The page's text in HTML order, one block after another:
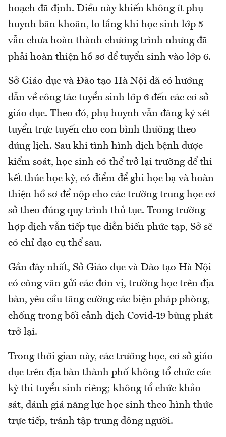
hoạch đã định. Điều này khiến không ít phụ
huynh băn khoăn, lo lắng khi học sinh lớp 5
vẫn chưa hoàn thành chương trình nhưng đã
phải hoàn thiện hồ sơ để tuyển sinh vào lớp 6.
Sở Giáo dục và Đào tạo Hà Nội đã có hướng
dẫn về công tác tuyển sinh lớp 6 đến các cơ sở
giáo dục. Theo đó, phụ huynh vẫn đăng ký xét
tuyển trực tuyến cho con bình thường theo
đúng lịch. Sau khi tình hình dịch bệnh được
kiểm soát, học sinh có thể trở lại trường để thi
kết thúc học kỳ, có điểm để ghi học bạ và hoàn
thiện hồ sơ để nộp cho các trường trung học cơ
sở theo đúng quy trình thủ tục. Trong trường
hợp dịch vẫn tiếp tục diễn biến phức tạp, Sở sẽ
có chỉ đạo cụ thể sau.
Gần đây nhất, Sở Giáo dục và Đào tạo Hà Nội
có công văn gửi các đơn vị, trường học trên địa
bàn, yêu cầu tăng cường các biện pháp phòng,
chống trong bối cảnh dịch Covid-19 bùng phát
trở lại.
Trong thời gian này, các trường học, cơ sở giáo
dục trên địa bàn thành phố không tổ chức các
kỳ thi tuyển sinh riêng; không tổ chức khảo
sát, đánh giá năng lực học sinh theo hình thức
trực tiếp, tránh tập trung đông người.